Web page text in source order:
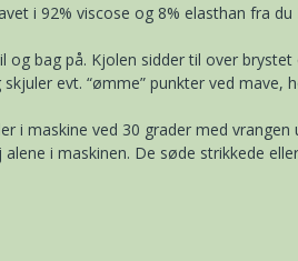
i 92% viscose og 8% elasthan fra du
bag på. Kjolen sidder til over
evt. “ømme” punkter ved mave,
i maskine ved 30 grader med
i maskinen. De søde strikkede